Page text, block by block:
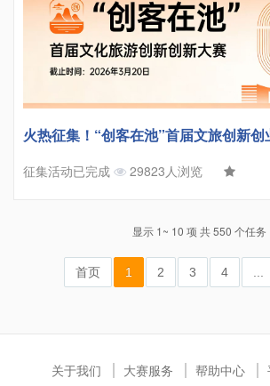
火热征集！“创客在池”首届文旅创新
征集活动已完成 29823人浏览
显示 1~ 10 项 共 550 个任务
首页 1 2 3 4
关于我们 大赛服务 帮助中心